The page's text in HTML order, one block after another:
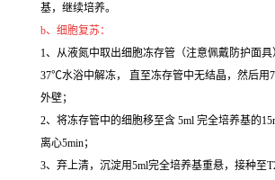
基，继续培养。
b、细胞复苏：
1、从液氮中取出细胞冻存管（注意佩戴防护面
37℃水浴中解冻， 直至冻存管中无结晶，然后用
外壁；
2、将冻存管中的细胞移至含 5ml 完全培养基的
离心5min；
3、弃上清，沉淀用5ml完全培养基重悬，接种至